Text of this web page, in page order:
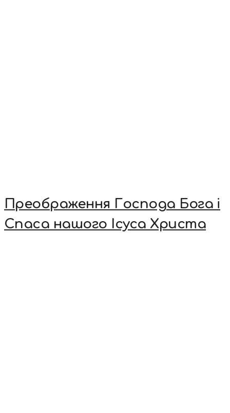
Преображення Господа Бога і
Спаса нашого Ісуса Христа